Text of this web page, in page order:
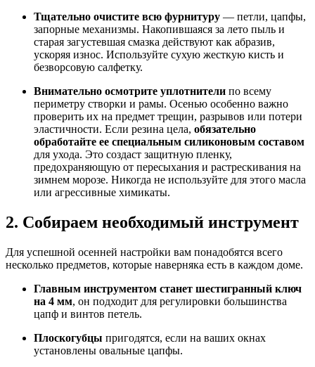
Тщательно очистите всю фурнитуру — петли, цапфы,
запорные механизмы. Накопившаяся за лето пыль и
старая загустевшая смазка действуют как абразив,
ускоряя износ. Используйте сухую жесткую кисть и
безворсовую салфетку.
Внимательно осмотрите уплотнители по всему
периметру створки и рамы. Осенью особенно важно
проверить их на предмет трещин, разрывов или потери
эластичности. Если резина цела, обязательно
обработайте ее специальным силиконовым составом
для ухода. Это создаст защитную пленку,
предохраняющую от пересыхания и растрескивания на
зимнем морозе. Никогда не используйте для этого масла
или агрессивные химикаты.
2. Собираем необходимый инструмент
Для успешной осенней настройки вам понадобятся всего
несколько предметов, которые наверняка есть в каждом доме.
Главным инструментом станет шестигранный ключ
на 4 мм, он подходит для регулировки большинства
цапф и винтов петель.
Плоскогубцы пригодятся, если на ваших окнах
установлены овальные цапфы.